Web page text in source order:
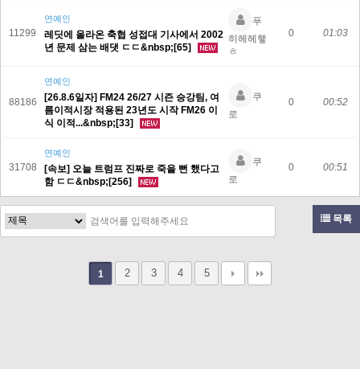
11299
연예인
레딧에 올라온 축협 성접대 기사에서 2002
년 문제 삼는 배댓 ㄷㄷ&nbsp;[65]
푸
히헤헤햏
ㅎ
0 01:03
88186
연예인
[26.8.6일자] FM24 26/27 시즌 승강팀, 여
름이적시장 적용된 23년도 시작 FM26 이
식 이적...&nbsp;[33]
쿠
로
0 00:52
31708
연예인
[속보] 오늘 트럼프 진짜로 죽을 뻔 했다고
함 ㄷㄷ&nbsp;[256]
쿠
로
0 00:51
목록
1 2 3 4 5